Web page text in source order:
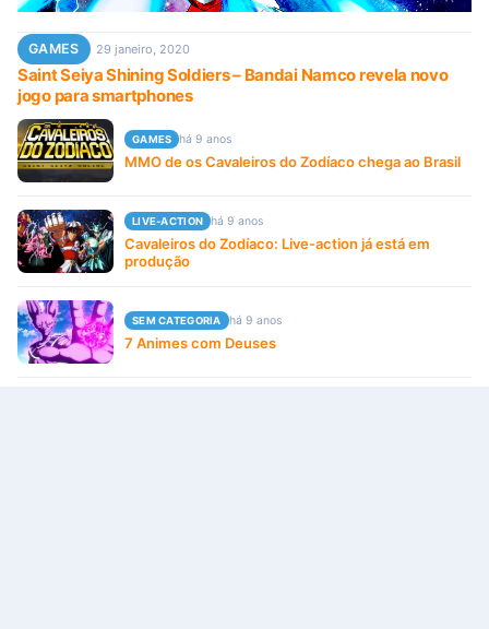
GAMES 29 janeiro, 2020
Saint Seiya Shining Soldiers – Bandai Namco revela novo
jogo para smartphones
GAMES há 9 anos
MMO de os Cavaleiros do Zodíaco chega ao Brasil
LIVE-ACTION há 9 anos
Cavaleiros do Zodíaco: Live-action já está em
produção
SEM CATEGORIA há 9 anos
7 Animes com Deuses